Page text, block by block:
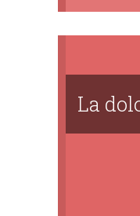
La